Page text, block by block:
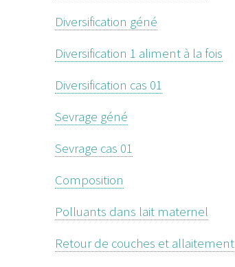
Diversification géné
Diversification 1 aliment à la fois
Diversification cas 01
Sevrage géné
Sevrage cas 01
Composition
Polluants dans lait maternel
Retour de couches et allaitement